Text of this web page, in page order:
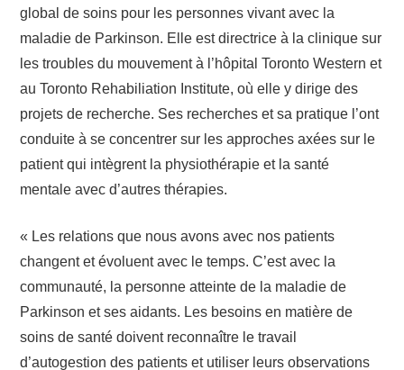
global de soins pour les personnes vivant avec la
maladie de Parkinson. Elle est directrice à la clinique sur
les troubles du mouvement à l’hôpital Toronto Western et
au Toronto Rehabiliation Institute, où elle y dirige des
projets de recherche. Ses recherches et sa pratique l’ont
conduite à se concentrer sur les approches axées sur le
patient qui intègrent la physiothérapie et la santé
mentale avec d’autres thérapies.
« Les relations que nous avons avec nos patients
changent et évoluent avec le temps. C’est avec la
communauté, la personne atteinte de la maladie de
Parkinson et ses aidants. Les besoins en matière de
soins de santé doivent reconnaître le travail
d’autogestion des patients et utiliser leurs observations